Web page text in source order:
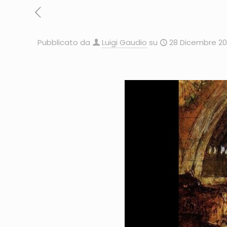
Pubblicato da Luigi Gaudio su 28 Dicembre